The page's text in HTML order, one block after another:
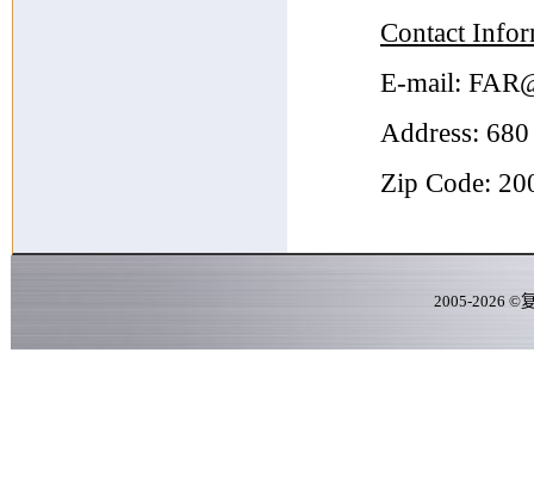
Contact
E-mail:
Address:
Zip Code:
2005-2026 ©